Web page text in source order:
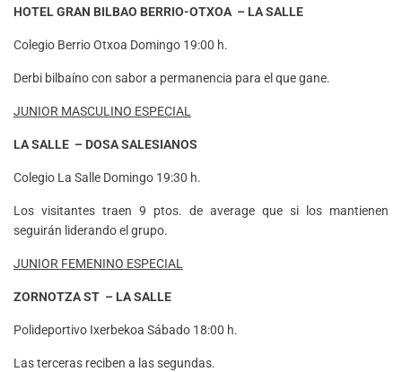
HOTEL GRAN BILBAO BERRIO-OTXOA – LA SALLE
Colegio Berrio Otxoa Domingo 19:00 h.
Derbi bilbaíno con sabor a permanencia para el que gane.
JUNIOR MASCULINO ESPECIAL
LA SALLE – DOSASALESIANOS
Colegio La Salle Domingo 19:30 h.
Los visitantes traen 9 ptos. de average que si los mantienen
seguirán liderando el grupo.
JUNIOR FEMENINO ESPECIAL
ZORNOTZA ST – LA SALLE
Polideportivo Ixerbekoa Sábado 18:00 h.
Las terceras reciben a las segundas.